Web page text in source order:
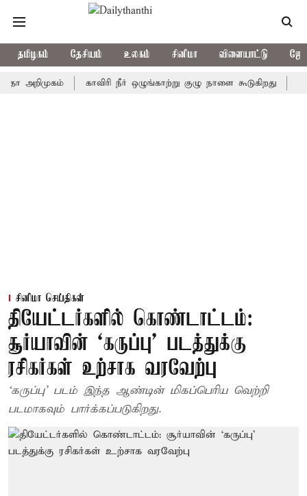
தமிழகம் தேசியம் உலகம் சினிமா விளையாட்டு
காவிரி நீர் ஒழுங்காற்று குழு நாளை கூடுகிறது ஒரு
சினிமா செய்திகள்
தியேட்டர்களில் கொண்டாட்டம்:
சூர்யாவின் ‘கருப்பு' படத்துக்கு
ரசிகர்கள் உற்சாக வரவேற்பு
‘கருப்பு' படம் இந்த ஆண்டின் மிகப்பெரிய வெற்றி
படமாகவும் பார்க்கப்படுகிறது.